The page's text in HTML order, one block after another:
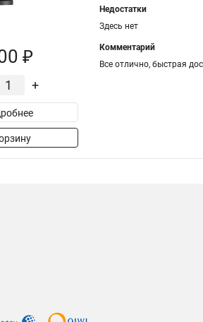
₽
+
Недостатки
Здесь нет
Комментарий
Все отлично, быстрая